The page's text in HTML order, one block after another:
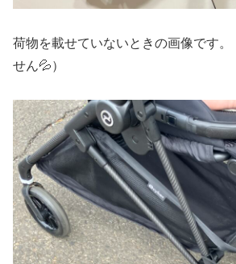
荷物を載せていないときの画像です。
せん💦）